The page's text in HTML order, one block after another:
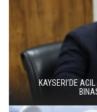
KAYSERI’DE